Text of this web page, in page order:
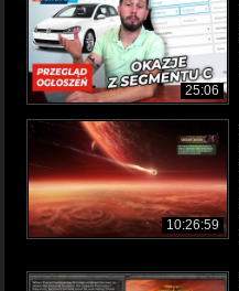
25:06
10:26:59